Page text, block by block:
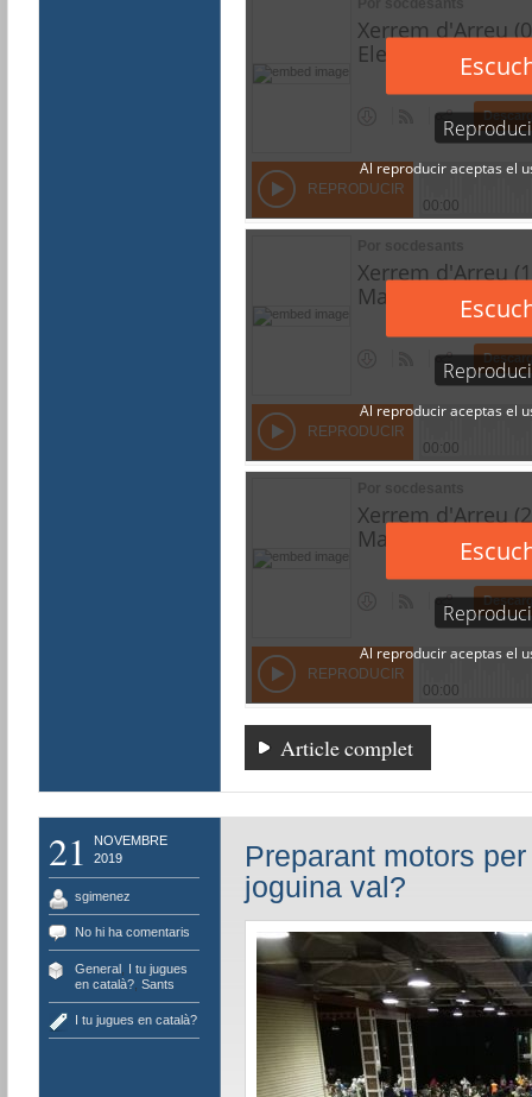
Article complet
21
NOVEMBRE
2019
sgimenez
No hi ha comentaris
General, I tu jugues
en català?, Sants
I tu jugues en català?
Preparant motors
joguina val?